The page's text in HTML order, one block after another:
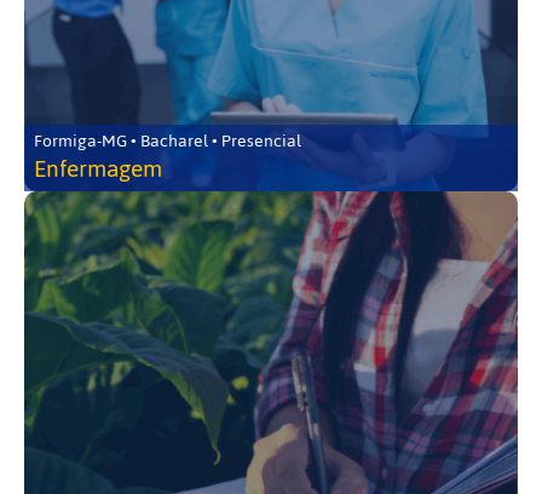
Formiga-MG • Bacharel • Presencial
Enfermagem